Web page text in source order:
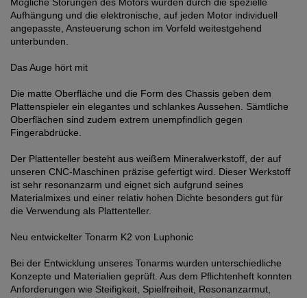
Aufhängung und die elektronische, auf jeden Motor individuell
angepasste, Ansteuerung schon im Vorfeld weitestgehend
unterbunden.
Das Auge hört mit
Die matte Oberfläche und die Form des Chassis geben dem
Plattenspieler ein elegantes und schlankes Aussehen. Sämtliche
Oberflächen sind zudem extrem unempfindlich gegen
Fingerabdrücke.
Der Plattenteller besteht aus weißem Mineralwerkstoff, der auf
unseren CNC-Maschinen präzise gefertigt wird. Dieser Werkstoff
ist sehr resonanzarm und eignet sich aufgrund seines
Materialmixes und einer relativ hohen Dichte besonders gut für
die Verwendung als Plattenteller.
Neu entwickelter Tonarm K2 von Luphonic
Bei der Entwicklung unseres Tonarms wurden unterschiedliche
Konzepte und Materialien geprüft. Aus dem Pflichtenheft konnten
Anforderungen wie Steifigkeit, Spielfreiheit, Resonanzarmut,